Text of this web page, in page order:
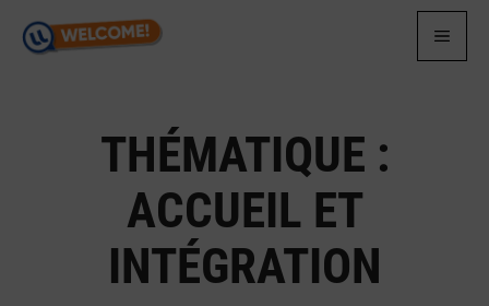
contenu
THÉMATIQUE :
ACCUEIL ET
INTÉGRATION